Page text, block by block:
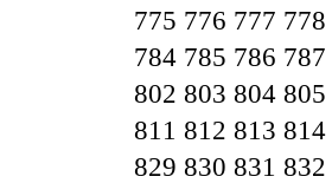
775 776 777 778
784 785 786 787
802 803 804 805
811 812 813 814
829 830 831 832